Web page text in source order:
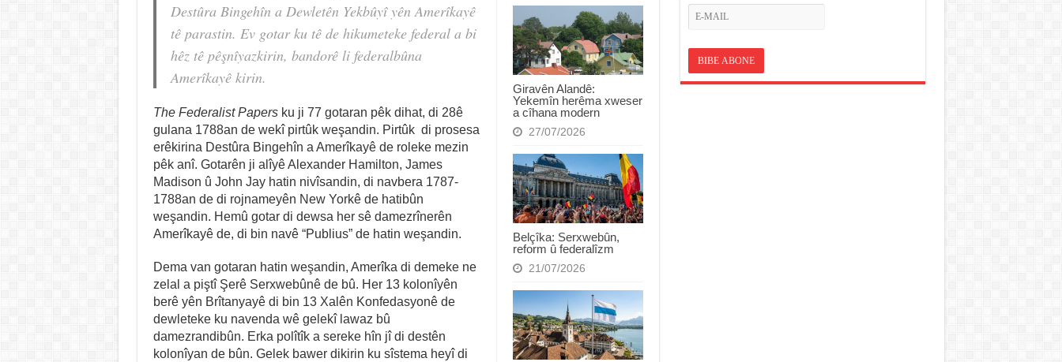
Giravên Alandê:
Yekemîn herêma xweser
a cîhana modern
27/07/2026
Belçîka: Serxwebûn,
reform û federalîzm
21/07/2026
Destûra Bingehîn a Dewletên Yekbûyî yên Amerîkayê
tê parastin. Ev gotar ku tê de hikumeteke federal a bi
hêz tê pêşnîyazkirin, bandorê li federalbûna
Amerîkayê kirin.
The Federalist Papersku ji 77 gotaran pêk dihat, di 28ê
gulana 1788an de wekî pirtûk weşandin. Pirtûk di prosesa
erêkirina Destûra Bingehîn a Amerîkayê de roleke mezin
pêk anî. Gotarên ji alîyê Alexander Hamilton, James
Madison û John Jay hatin nivîsandin, di navbera 1787-
1788an de di rojnameyên New Yorkê de hatibûn
weşandin. Hemû gotar di dewsa her sê damezrînerên
Amerîkayê de, di bin navê “Publius” de hatin weşandin.
Dema van gotaran hatin weşandin, Amerîka di demeke ne
zelal a piştî Şerê Serxwebûnê de bû. Her 13 kolonîyên
berê yên Brîtanyayê di bin 13 Xalên Konfedasyonê de
dewleteke ku navenda wê gelekî lawaz bû
damezrandibûn. Erka polîtîk a sereke hîn jî di destên
kolonîyan de bûn. Gelek bawer dikirin ku sîstema heyî di